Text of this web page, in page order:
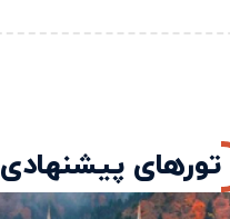
تورهای پیشنهادی